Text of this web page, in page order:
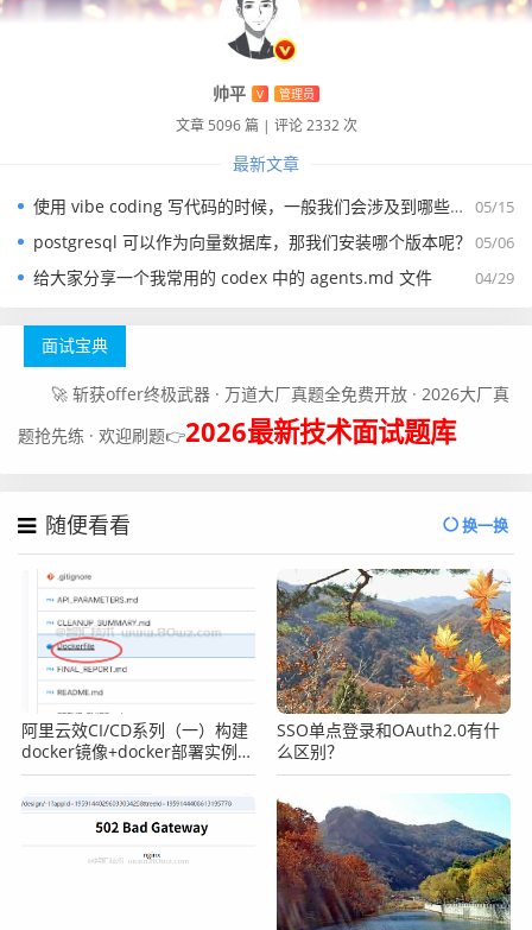
帅平 V 管理员
文章 5096 篇 | 评论 2332 次
最新文章
05/15
使用 vibe coding 写代码的时候，一般我们会涉及到哪些提示词？
05/06
postgresql 可以作为向量数据库，那我们安装哪个版本呢？
04/29
给大家分享一个我常用的 codex 中的 agents.md 文件
面试宝典
🚀 斩获offer终极武器 · 万道大厂真题全免费开放 · 2026大厂真
题抢先练 · 欢迎刷题👉2026最新技术面试题库
随便看看 换一换
阿里云效CI/CD系列（一）构建
docker镜像+docker部署实例的
项目案例
SSO单点登录和OAuth2.0有什
么区别？